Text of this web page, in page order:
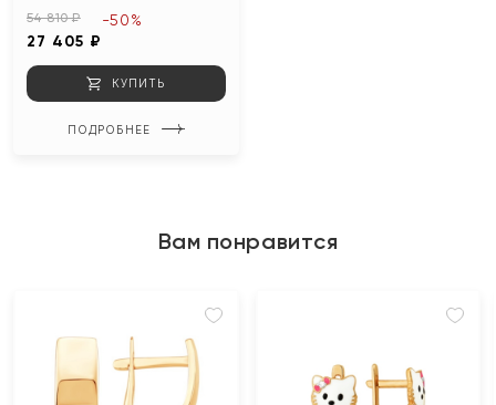
54 810 ₽
27 405 ₽
-50%
КУПИТЬ
ПОДРОБНЕЕ
Вам понравится